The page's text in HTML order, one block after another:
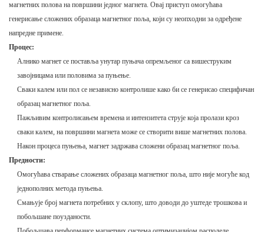
магнетних полова на површини једног магнета. Овај приступ омогућава
генерисање сложених образаца магнетног поља, који су неопходни за одређене
напредне примене.
Процес:
Алнико магнет се поставља унутар пуњача опремљеног са вишеструким
завојницама или половима за пуњење.
Сваки калем или пол се независно контролише како би се генерисао специфичан
образац магнетног поља.
Пажљивим контролисањем времена и интензитета струје која пролази кроз
сваки калем, на површини магнета може се створити више магнетних полова.
Након процеса пуњења, магнет задржава сложени образац магнетног поља.
Предности:
Омогућава стварање сложених образаца магнетног поља, што није могуће код
једнополних метода пуњења.
Смањује број магнета потребних у склопу, што доводи до уштеде трошкова и
побољшане поузданости.